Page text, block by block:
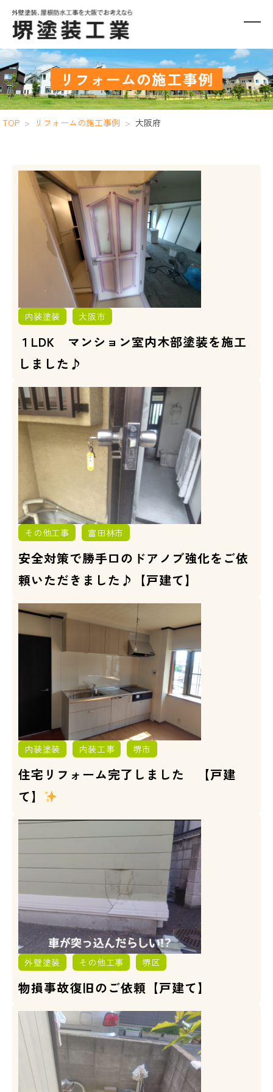
リフォームの施工事例
TOP > リフォームの施工事例 > 大阪府
内装塗装 大阪市
１LDK マンション室内木部塗装を施工
しました♪
その他工事 富田林市
安全対策で勝手口のドアノブ強化をご依
頼いただきました♪【戸建て】
内装塗装 内装工事 堺市
住宅リフォーム完了しました 【戸建
て】
外壁塗装 その他工事 堺区
物損事故復旧のご依頼【戸建て】